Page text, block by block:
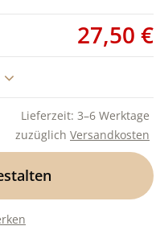
27,50 €
Lieferzeit: 3–6 Werktage
zuzüglich Versandkosten